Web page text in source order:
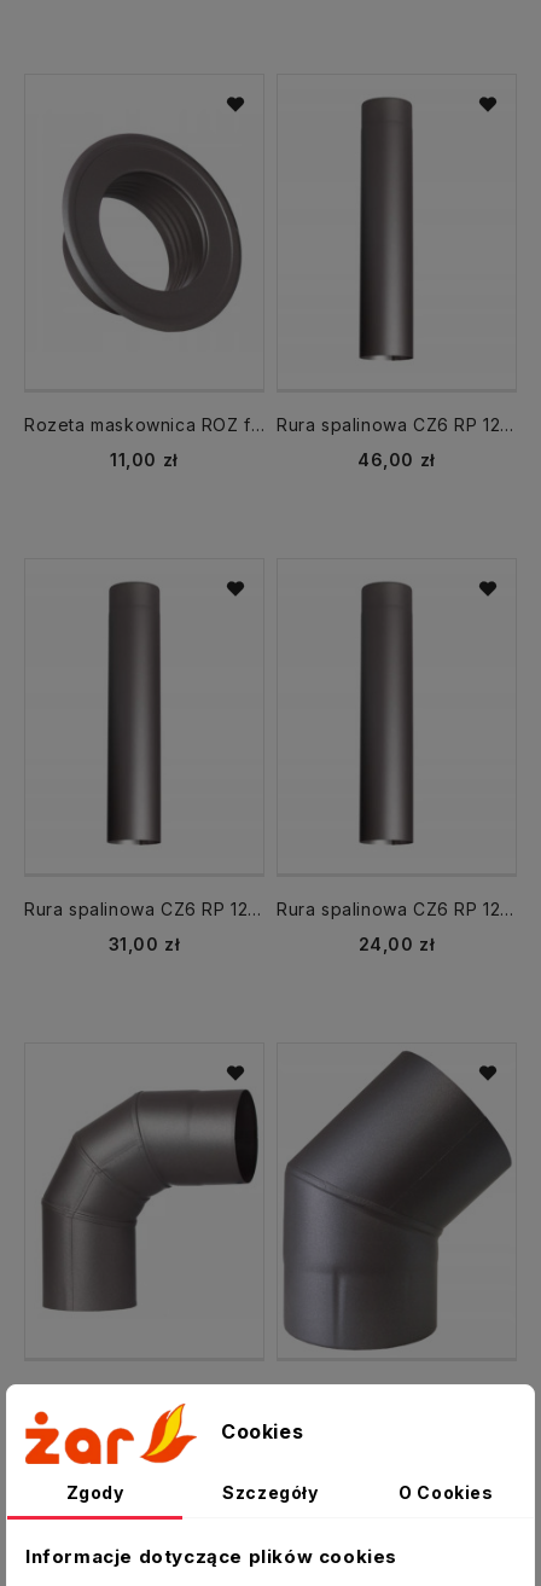
Rozeta maskownica ROZ fi 120 mm CZ6 grafit
11,00 zł
Rura spalinowa CZ6 RP 120 dł.1000 mm CZ6 grafit
46,00 zł
Rura spalinowa CZ6 RP 120 dł.500 mm CZ6 grafit
31,00 zł
Rura spalinowa CZ6 RP 120 dł.250 mm CZ6 grafit
24,00 zł
34,00 zł
Cookies
Zgody Szczegóły O Cookies
Informacje dotyczące plików cookies